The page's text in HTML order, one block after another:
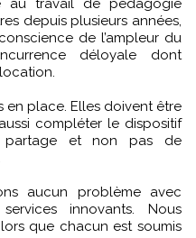
au travail de pédagogie
depuis plusieurs années,
de l’ampleur du
déloyale dont
en place. Elles doivent être
compléter le dispositif
partage et non pas de
aucun problème avec
innovants. Nous
que chacun est soumis